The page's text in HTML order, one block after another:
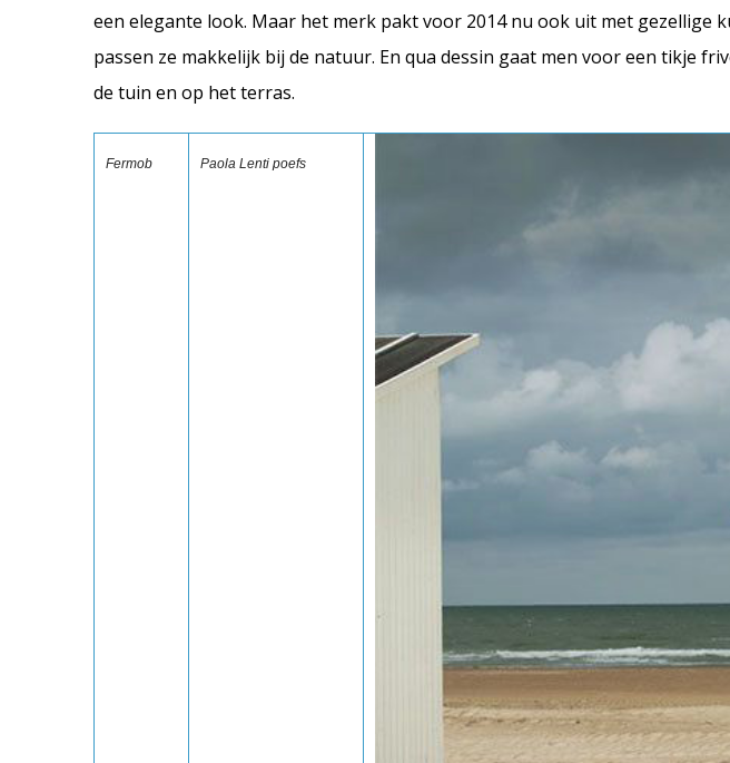
een elegante look. Maar het merk pakt voor 2014 nu ook uit met gezellige
passen ze makkelijk bij de natuur. En qua dessin gaat men voor een tikje
de tuin en op het terras.
Fermob Paola Lenti poefs